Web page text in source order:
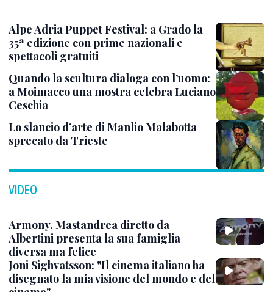
Alpe Adria Puppet Festival: a Grado la
35ª edizione con prime nazionali e
spettacoli gratuiti
Quando la scultura dialoga con l’uomo:
a Moimacco una mostra celebra Luciano
Ceschia
Lo slancio d’arte di Manlio Malabotta
sprecato da Trieste
VIDEO
Armony, Mastandrea diretto da
Albertini presenta la sua famiglia
diversa ma felice
Joni Sighvatsson: "Il cinema italiano ha
disegnato la mia visione del mondo e del